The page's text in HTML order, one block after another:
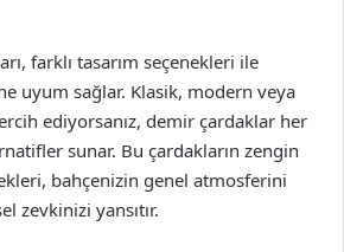
farklı tasarım seçenekleri ile
uyum sağlar. Klasik, modern veya
ediyorsanız, demir çardaklar her
sunar. Bu çardakların zengin
bahçenizin genel atmosferini
zevkinizi yansıtır.